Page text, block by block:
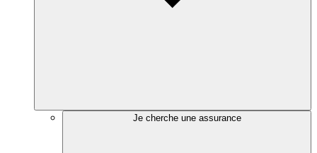
Je cherche une assurance